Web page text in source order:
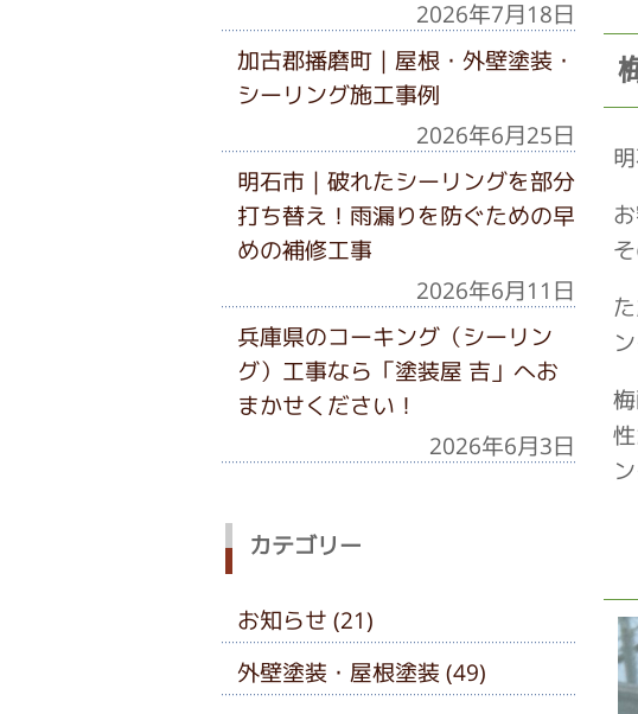
2026年7月18日
加古郡播磨町｜屋根・外壁塗装・
シーリング施工事例
2026年6月25日
明石市｜破れたシーリングを部分
打ち替え！雨漏りを防ぐための早
めの補修工事
2026年6月11日
兵庫県のコーキング（シーリン
グ）工事なら「塗装屋 吉」へお
まかせください！
2026年6月3日
カテゴリー
お知らせ (21)
外壁塗装・屋根塗装 (49)